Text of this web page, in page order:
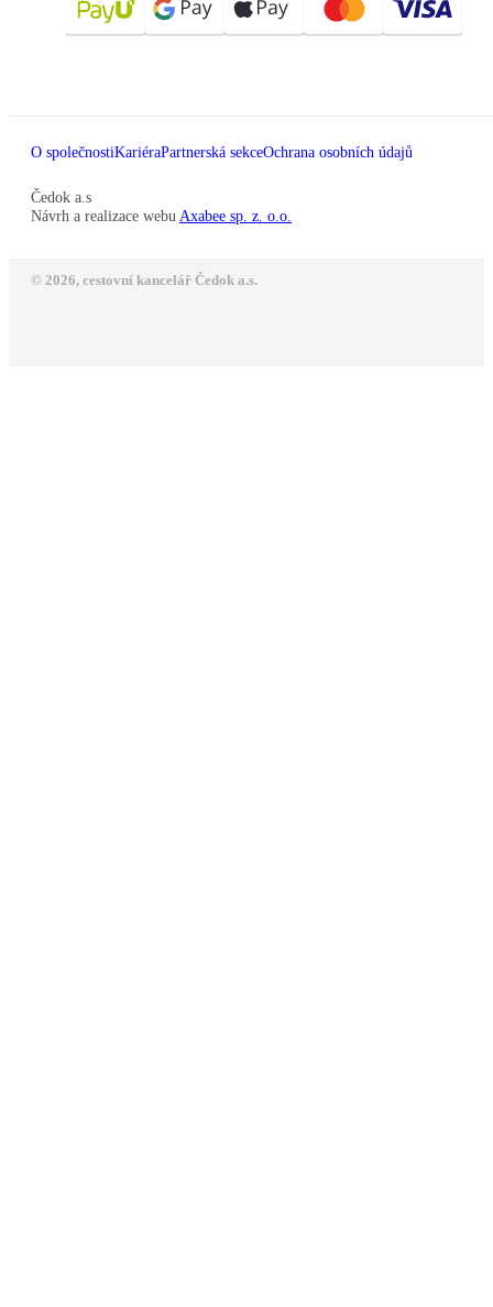
O společnostiKariéraPartnerská sekceOchrana osobních údajů
Čedok a.s
Návrh a realizace webu Axabee sp. z. o.o.
© 2026, cestovní kancelář Čedok a.s.